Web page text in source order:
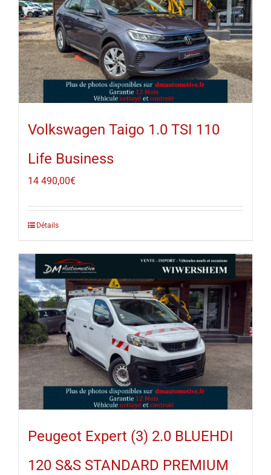
Volkswagen Taigo 1.0 TSI 110
Life Business
14 490,00€
Détails
Peugeot Expert (3) 2.0 BLUEHDI
120 S&S STANDARD PREMIUM